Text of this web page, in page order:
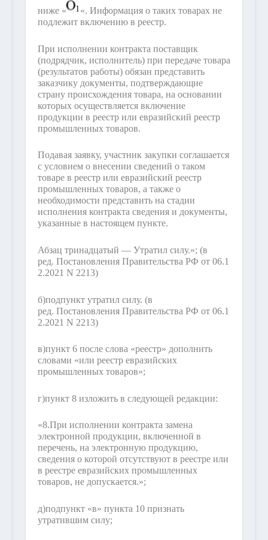
ниже «
«. Информация о таких товарах не
подлежит включению в реестр.
При исполнении контракта поставщик
(подрядчик, исполнитель) при передаче товара
(результатов работы) обязан представить
заказчику документы, подтверждающие
страну происхождения товара, на основании
которых осуществляется включение
продукции в реестр или евразийский реестр
промышленных товаров.
Подавая заявку, участник закупки соглашается
с условием о внесении сведений о таком
товаре в реестр или евразийский реестр
промышленных товаров, а также о
необходимости представить на стадии
исполнения контракта сведения и документы,
указанные в настоящем пункте.
Абзац тринадцатый — Утратил силу.»; (в
ред. Постановления Правительства РФ от 06.1
2.2021 N 2213)
б)подпункт утратил силу. (в
ред. Постановления Правительства РФ от 06.1
2.2021 N 2213)
в)пункт 6 после слова «реестр» дополнить
словами «или реестр евразийских
промышленных товаров»;
г)пункт 8 изложить в следующей редакции:
«8.При исполнении контракта замена
электронной продукции, включенной в
перечень, на электронную продукцию,
сведения о которой отсутствуют в реестре или
в реестре евразийских промышленных
товаров, не допускается.»;
д)подпункт «в» пункта 10 признать
утратившим силу;